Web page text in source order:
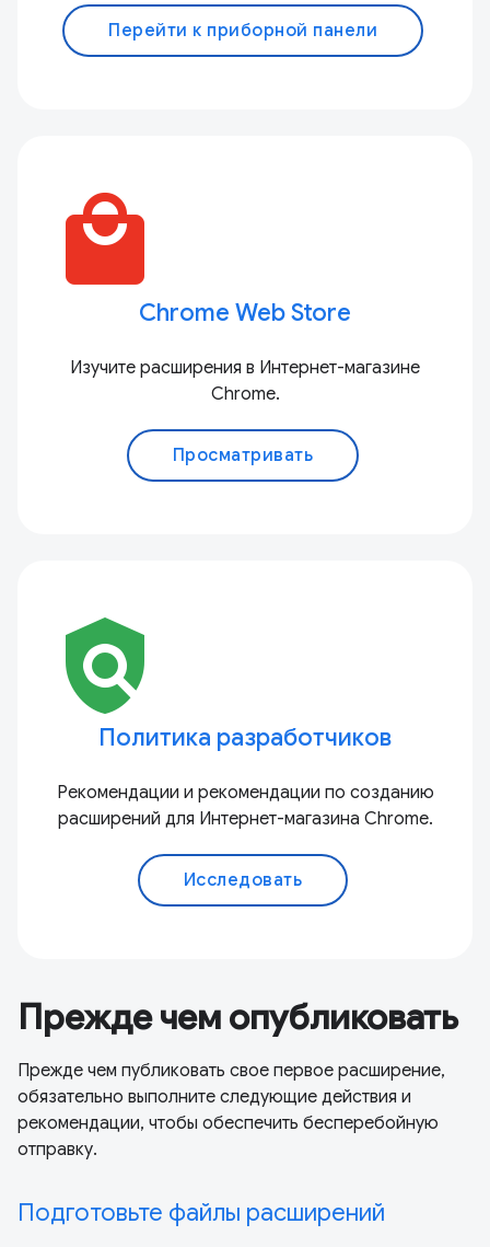
Перейти к приборной панели
local_mall
Chrome Web Store
Изучите расширения в Интернет-магазине
Chrome.
Просматривать
policy
Политика разработчиков
Рекомендации и рекомендации по созданию
расширений для Интернет-магазина Chrome.
Исследовать
Прежде чем опубликовать
Прежде чем публиковать свое первое расширение,
обязательно выполните следующие действия и
рекомендации, чтобы обеспечить бесперебойную
отправку.
Подготовьте файлы расширений